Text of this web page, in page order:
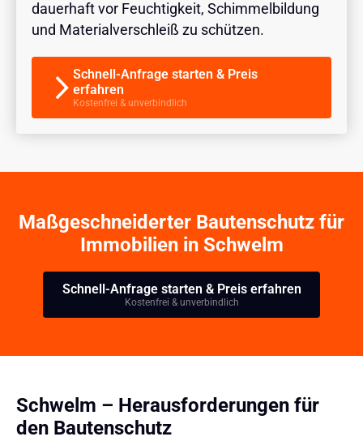
dauerhaft vor Feuchtigkeit, Schimmelbildung
und Materialverschleiß zu schützen.
Schnell-Anfrage starten & Preis
erfahren
Kostenfrei & unverbindlich
Maßgeschneiderter Bautenschutz für
Immobilien in Schwelm
Schnell-Anfrage starten & Preis erfahren
Kostenfrei & unverbindlich
Schwelm – Herausforderungen für
den Bautenschutz